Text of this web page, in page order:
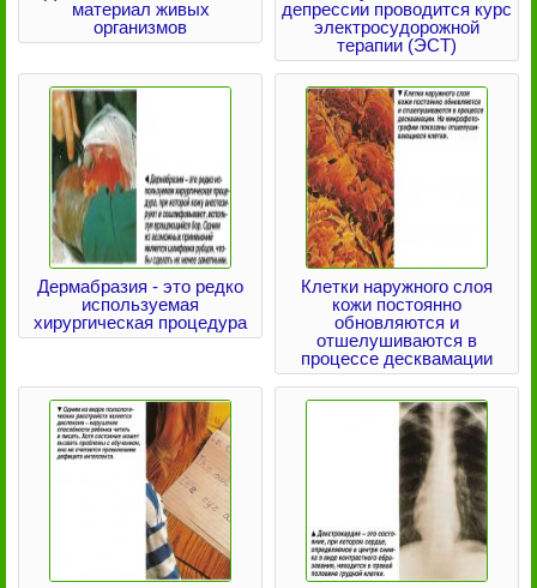
материал живых
организмов
депрессии проводится курс
электросудорожной
терапии (ЭСТ)
Дермабразия - это редко
используемая
хирургическая процедура
Клетки наружного слоя
кожи постоянно
обновляются и
отшелушиваются в
процессе десквамации